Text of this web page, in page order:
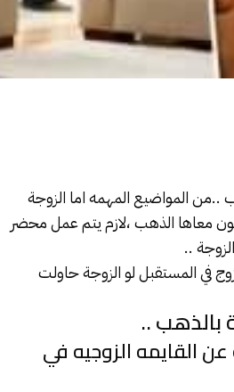
المواضيع المهمه اما الزوجة
معاها الذهب،لازم يتم عمل محضر
..
في المستقبل لو الزوجة حاولت
بالذهب ..
القايمه الزوجيه في